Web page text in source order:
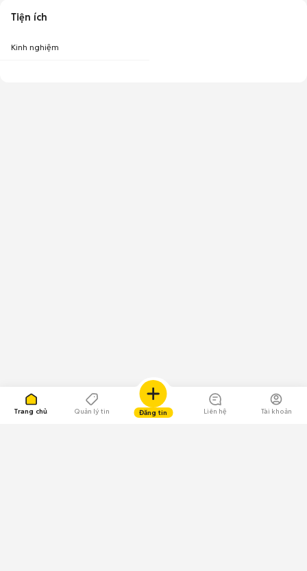
Trang chủ Quản lý tin Đăng tin Liên hệ Tài khoản
Tiện ích
Kinh nghiệm